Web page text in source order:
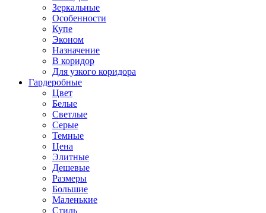
Зеркальные
Особенности
Купе
Эконом
Назначение
В коридор
Для узкого коридора
Гардеробные
Цвет
Белые
Светлые
Серые
Темные
Цена
Элитные
Дешевые
Размеры
Большие
Маленькие
Стиль